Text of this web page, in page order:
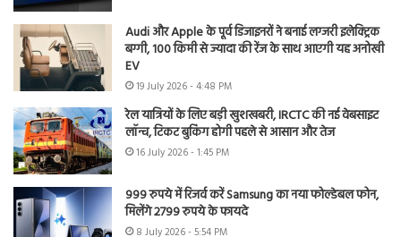
Audi और Apple के पूर्व डिजाइनरों ने बनाई लग्जरी इलेक्ट्रिक
बग्गी, 100 किमी से ज्यादा की रेंज के साथ आएगी यह अनोखी
EV
19 July 2026 - 4:48 PM
रेल यात्रियों के लिए बड़ी खुशखबरी, IRCTC की नई वेबसाइट
लॉन्च, टिकट बुकिंग होगी पहले से आसान और तेज
16 July 2026 - 1:45 PM
999 रुपये में रिजर्व करें Samsung का नया फोल्डेबल फोन,
मिलेंगे 2799 रुपये के फायदे
8 July 2026 - 5:54 PM